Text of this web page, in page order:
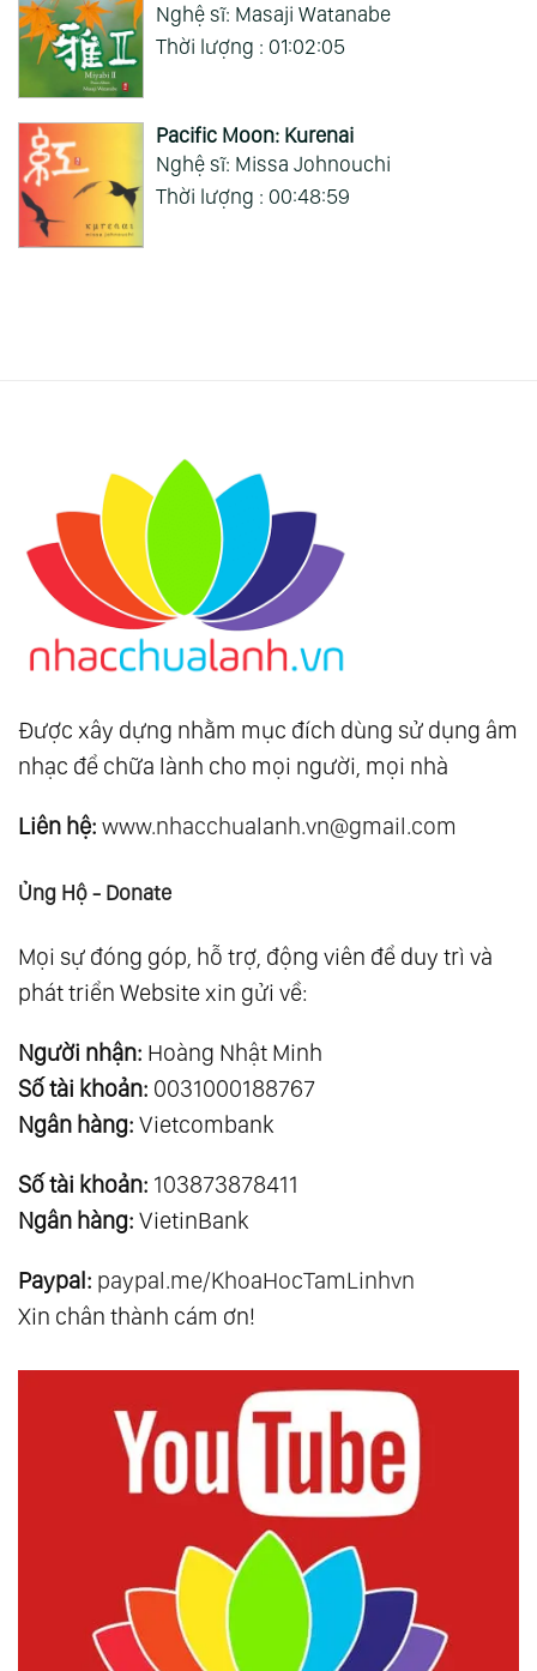
Nghệ sĩ: Masaji Watanabe
Thời lượng : 01:02:05
Pacific Moon: Kurenai
Nghệ sĩ: Missa Johnouchi
Thời lượng : 00:48:59
Được xây dựng nhằm mục đích dùng sử dụng âm
nhạc để chữa lành cho mọi người, mọi nhà
Liên hệ: www.nhacchualanh.vn@gmail.com
Ủng Hộ - Donate
Mọi sự đóng góp, hỗ trợ, động viên để duy trì và
phát triển Website xin gửi về:
Người nhận: Hoàng Nhật Minh
Số tài khoản: 0031000188767
Ngân hàng: Vietcombank
Số tài khoản: 103873878411
Ngân hàng: VietinBank
Paypal: paypal.me/KhoaHocTamLinhvn
Xin chân thành cám ơn!